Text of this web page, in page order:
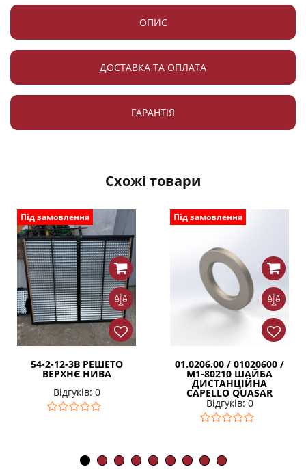
ОПИС
ДОСТАВКА ТА ОПЛАТА
ГАРАНТІЯ
Схожі товари
Під замовлення
54-2-12-3В РЕШЕТО
ВЕРХНЄ НИВА
Відгуків: 0
Під замовлення
01.0206.00 / 01020600 /
M1-80210 ШАЙБА
ДИСТАНЦІЙНА
CAPELLO QUASAR
Відгуків: 0